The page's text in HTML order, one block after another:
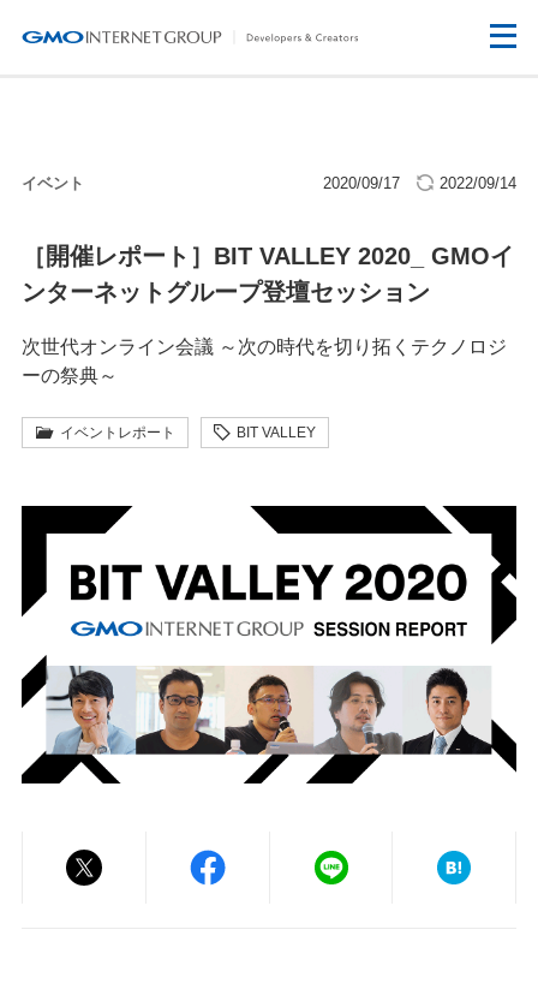
イベント 2020/09/17 2022/09/14
［開催レポート］BIT VALLEY 2020_ GMOイ
ンターネットグループ登壇セッション
次世代オンライン会議 ～次の時代を切り拓くテクノロジ
ーの祭典～
イベントレポート BIT VALLEY